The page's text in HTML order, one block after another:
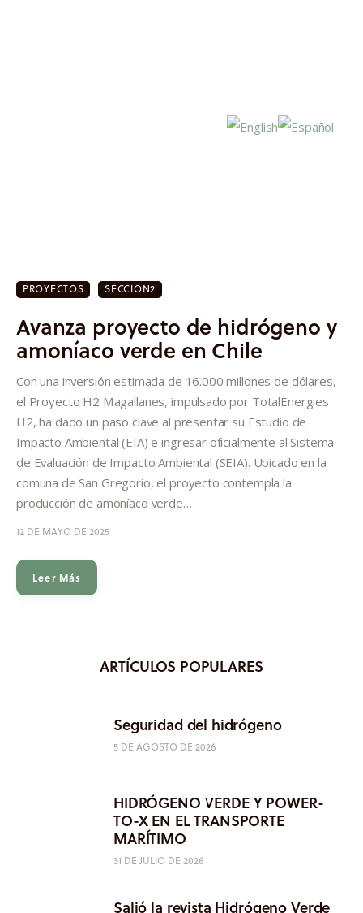
Investigación
Proyectos
Informes
Quiénes somos
PROYECTOS SECCION2
Avanza proyecto de hidrógeno y
amoníaco verde en Chile
Con una inversión estimada de 16.000 millones de dólares,
el Proyecto H2 Magallanes, impulsado por TotalEnergies
H2, ha dado un paso clave al presentar su Estudio de
Impacto Ambiental (EIA) e ingresar oficialmente al Sistema
de Evaluación de Impacto Ambiental (SEIA). Ubicado en la
comuna de San Gregorio, el proyecto contempla la
producción de amoníaco verde…
12 DE MAYO DE 2025
Leer Más
ARTÍCULOS POPULARES
Seguridad del hidrógeno
5 DE AGOSTO DE 2026
HIDRÓGENO VERDE Y POWER-
TO-X EN EL TRANSPORTE
MARÍTIMO
31 DE JULIO DE 2026
Salió la revista Hidrógeno Verde